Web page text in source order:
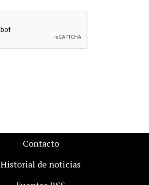
Contacto
Historial de noticias